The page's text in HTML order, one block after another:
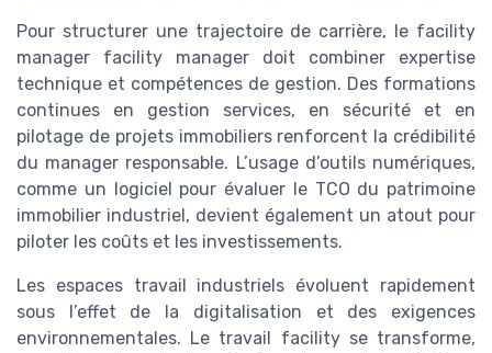
Pour structurer une trajectoire de carrière, le facility
manager facility manager doit combiner expertise
technique et compétences de gestion. Des formations
continues en gestion services, en sécurité et en
pilotage de projets immobiliers renforcent la crédibilité
du manager responsable. L’usage d’outils numériques,
comme un logiciel pour évaluer le TCO du patrimoine
immobilier industriel, devient également un atout pour
piloter les coûts et les investissements.
Les espaces travail industriels évoluent rapidement
sous l’effet de la digitalisation et des exigences
environnementales. Le travail facility se transforme,